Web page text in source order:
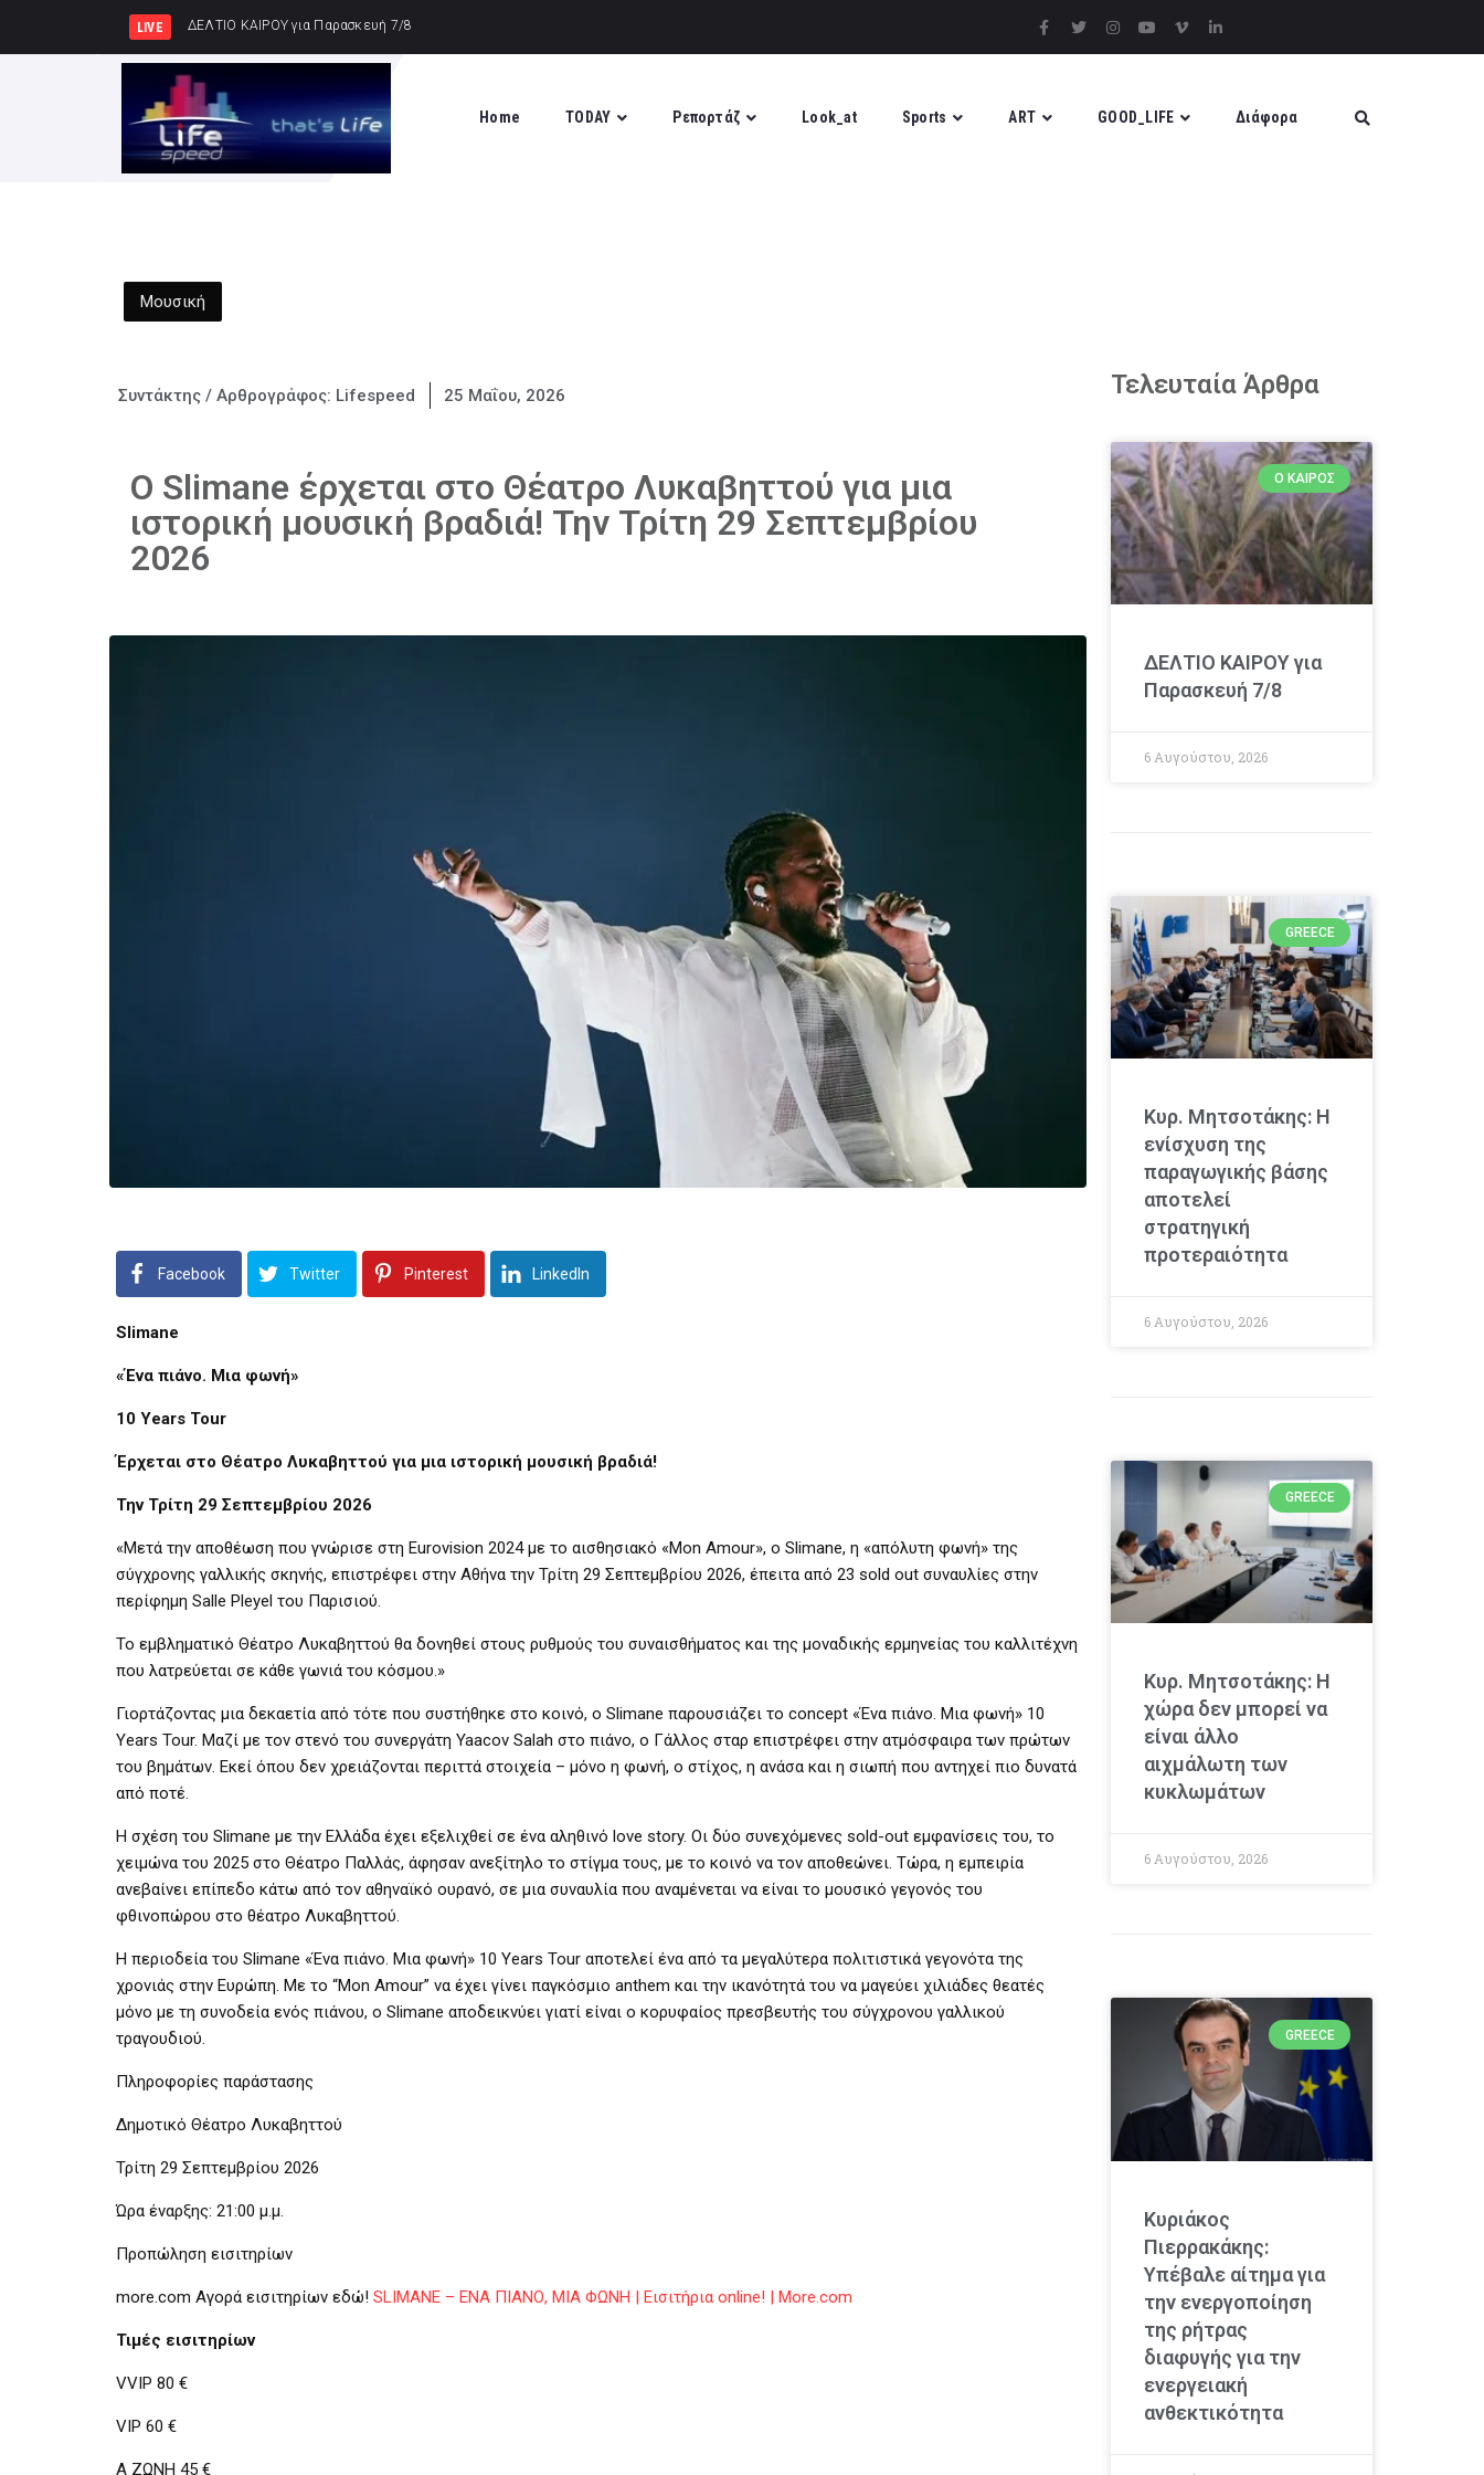
LIVE Κυρ. Μητσ
Home TODAY Ρεπορτάζ Look_at Sports ART GOOD_LIFE Διάφορα
Μουσική
Συντάκτης / Αρθρογράφος: Lifespeed 25 Μαΐου, 2026
Ο Slimane έρχεται στο Θέατρο Λυκαβηττού για μια
ιστορική μουσική βραδιά! Την Τρίτη 29 Σεπτεμβρίου
2026
Facebook Twitter Pinterest LinkedIn
Slimane
«Ένα πιάνο. Μια φωνή»
10 Years Tour
Έρχεται στο Θέατρο Λυκαβηττού για μια ιστορική μουσική βραδιά!
Την Τρίτη 29 Σεπτεμβρίου 2026
«Μετά την αποθέωση που γνώρισε στη Eurovision 2024 με το αισθησιακό «Mon Amour», ο Slimane, η «απόλυτη φωνή» της
σύγχρονης γαλλικής σκηνής, επιστρέφει στην Αθήνα την Τρίτη 29 Σεπτεμβρίου 2026, έπειτα από 23 sold out συναυλίες στην
περίφημη Salle Pleyel του Παρισιού.
Το εμβληματικό Θέατρο Λυκαβηττού θα δονηθεί στους ρυθμούς του συναισθήματος και της μοναδικής ερμηνείας του καλλιτέχνη
που λατρεύεται σε κάθε γωνιά του κόσμου.»
Γιορτάζοντας μια δεκαετία από τότε που συστήθηκε στο κοινό, ο Slimane παρουσιάζει το concept «Ένα πιάνο. Μια φωνή» 10
Years Tour. Μαζί με τον στενό του συνεργάτη Yaacov Salah στο πιάνο, ο Γάλλος σταρ επιστρέφει στην ατμόσφαιρα των πρώτων
του βημάτων. Εκεί όπου δεν χρειάζονται περιττά στοιχεία – μόνο η φωνή, ο στίχος, η ανάσα και η σιωπή που αντηχεί πιο δυνατά
από ποτέ.
Η σχέση του Slimane με την Ελλάδα έχει εξελιχθεί σε ένα αληθινό love story. Οι δύο συνεχόμενες sold-out εμφανίσεις του, το
χειμώνα του 2025 στο Θέατρο Παλλάς, άφησαν ανεξίτηλο το στίγμα τους, με το κοινό να τον αποθεώνει. Τώρα, η εμπειρία
ανεβαίνει επίπεδο κάτω από τον αθηναϊκό ουρανό, σε μια συναυλία που αναμένεται να είναι το μουσικό γεγονός του
φθινοπώρου στο θέατρο Λυκαβηττού.
Η περιοδεία του Slimane «Ένα πιάνο. Μια φωνή» 10 Years Tour αποτελεί ένα από τα μεγαλύτερα πολιτιστικά γεγονότα της
χρονιάς στην Ευρώπη. Με το “Mon Amour” να έχει γίνει παγκόσμιο anthem και την ικανότητά του να μαγεύει χιλιάδες θεατές
μόνο με τη συνοδεία ενός πιάνου, ο Slimane αποδεικνύει γιατί είναι ο κορυφαίος πρεσβευτής του σύγχρονου γαλλικού
τραγουδιού.
Πληροφορίες παράστασης
Δημοτικό Θέατρο Λυκαβηττού
Τρίτη 29 Σεπτεμβρίου 2026
Ώρα έναρξης: 21:00 μ.μ.
Προπώληση εισιτηρίων
more.com Αγορά εισιτηρίων εδώ! SLIMANE – ΕΝΑ ΠΙΑΝΟ, ΜΙΑ ΦΩΝΗ | Εισιτήρια online! | More.com
Τιμές εισιτηρίων
VVIP 80 €
VIP 60 €
A ΖΩΝΗ 45 €
Τελευταία Άρθρα
Ο ΚΑΙΡΌΣ
ΔΕΛΤΙΟ ΚΑΙΡΟΥ για
Παρασκευή 7/8
6 Αυγούστου, 2026
GREECE
Κυρ. Μητσοτάκης: Η
ενίσχυση της
παραγωγικής βάσης
αποτελεί
στρατηγική
προτεραιότητα
6 Αυγούστου, 2026
GREECE
Κυρ. Μητσοτάκης: Η
χώρα δεν μπορεί να
είναι άλλο
αιχμάλωτη των
κυκλωμάτων
6 Αυγούστου, 2026
GREECE
Κυριάκος
Πιερρακάκης:
Υπέβαλε αίτημα για
την ενεργοποίηση
της ρήτρας
διαφυγής για την
ενεργειακή
ανθεκτικότητα